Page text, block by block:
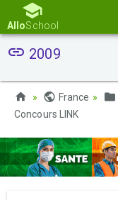
AlloSchool
2009
France
Concours LINK